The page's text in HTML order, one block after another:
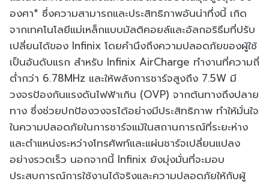
องศา* ซึ่งความสามารถและประสิทธิภาพอันน่าทึ่งนี้ เกิด
จากเทคโนโลยีแม่เหล็กแบบมัลติคอยล์และอัลกอริธึมที่ปรับ
เปลี่ยนได้ของ Infinix โดยคำนึงถึงความปลอดภัยของผู้ใช้
เป็นอันดับแรก สำหรับ Infinix AirCharge ทำงานที่ความถี่
ต่ำกว่า 6.78MHz และให้พลังการชาร์จสูงถึง 7.5W มี
วงจรป้องกันแรงดันไฟฟ้าเกิน (OVP) จากต้นทางถึงปลาย
ทาง ซึ่งช่วยปกป้องวงจรได้อย่างมีประสิทธิภาพ ทำให้มั่นใจ
ในความปลอดภัยในการชาร์จแม้ในสถานการณ์ที่ระยะห่าง
และตำแหน่งระหว่างโทรศัพท์และแผ่นชาร์จเปลี่ยนแปลง
อย่างรวดเร็ว นอกจากนี้ Infinix ยังมุ่งมั่นที่จะมอบ
ประสบการณ์การใช้งานได้จริงและความปลอดภัยให้กับผู้